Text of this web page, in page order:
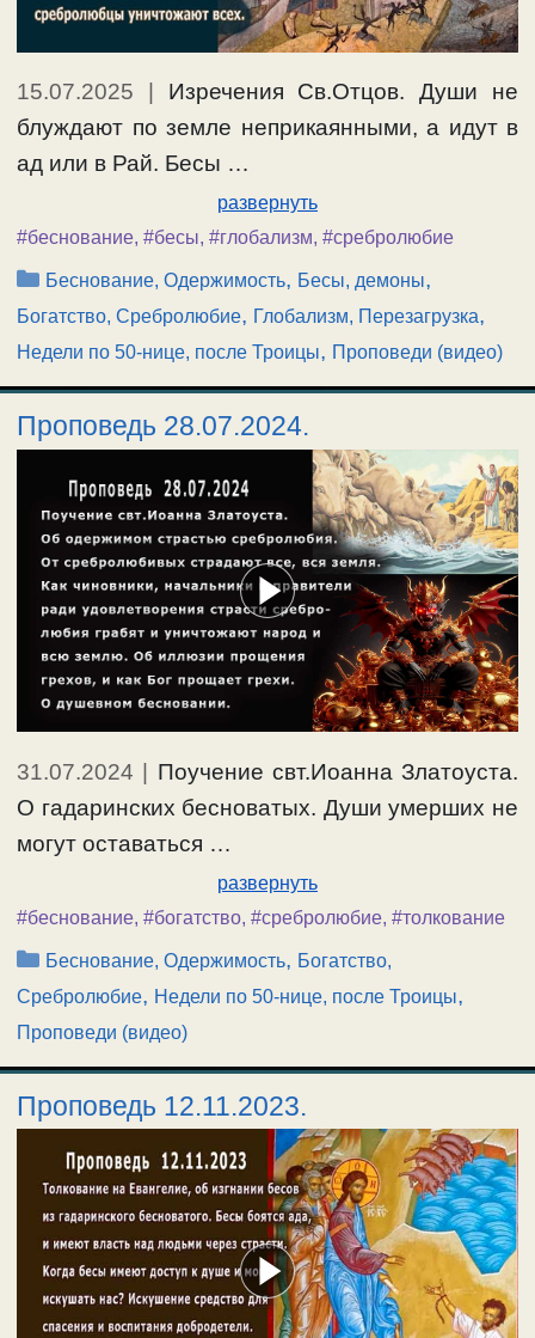
15.07.2025
Изречения Св.Отцов. Души не
блуждают по земле неприкаянными, а идут в
ад или в Рай. Бесы …
развернуть
#беснование, #бесы, #глобализм, #сребролюбие
Рубрики
Беснование, Одержимость, Бесы, демоны,
Богатство, Сребролюбие, Глобализм, Перезагрузка,
Недели по 50-нице, после Троицы, Проповеди (видео)
Проповедь 28.07.2024.
31.07.2024 | Поучение свт.Иоанна Златоуста.
О гадаринских бесноватых. Души умерших не
могут оставаться …
развернуть
#беснование, #богатство, #сребролюбие, #толкование
Рубрики
Беснование, Одержимость, Богатство,
Сребролюбие, Недели по 50-нице, после Троицы,
Проповеди (видео)
Проповедь 12.11.2023.